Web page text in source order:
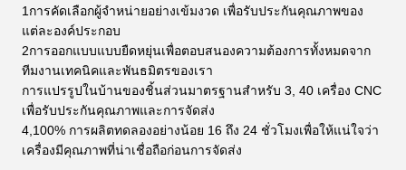
1การคัดเลือกผู้จําหน่ายอย่างเข้มงวด เพื่อรับประกันคุณภาพของ
แต่ละองค์ประกอบ
2การออกแบบแบบยืดหยุ่นเพื่อตอบสนองความต้องการทั้งหมดจาก
ทีมงานเทคนิคและพันธมิตรของเรา
การแปรรูปในบ้านของชิ้นส่วนมาตรฐานสําหรับ 3, 40 เครื่อง CNC
เพื่อรับประกันคุณภาพและการจัดส่ง
4,100% การผลิตทดลองอย่างน้อย 16 ถึง 24 ชั่วโมงเพื่อให้แน่ใจว่า
เครื่องมีคุณภาพที่น่าเชื่อถือก่อนการจัดส่ง